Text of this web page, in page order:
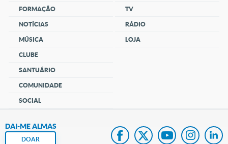
FORMAÇÃO
NOTÍCIAS
MÚSICA
CLUBE
SANTUÁRIO
COMUNIDADE
SOCIAL
TV
RÁDIO
LOJA
DAI-ME ALMAS
DOAR